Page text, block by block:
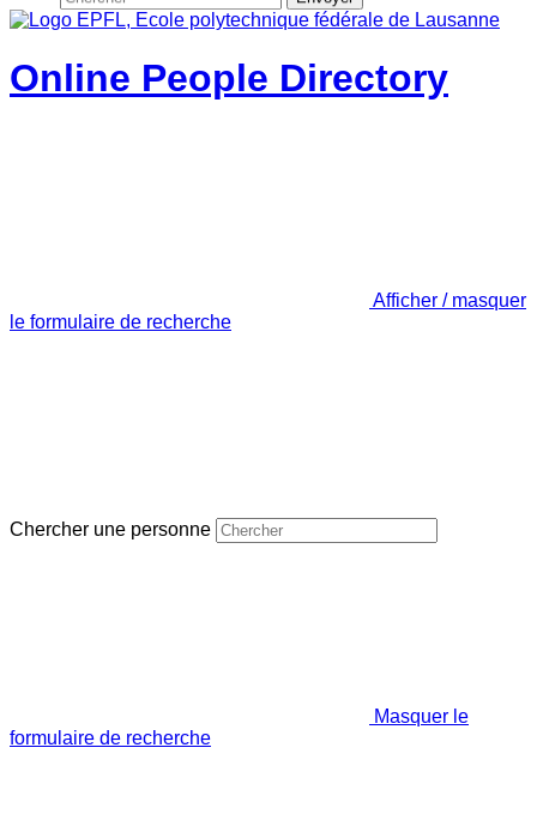
Online People Directory
Afficher / masquer
le formulaire de recherche
Chercher une personne
Masquer le
formulaire de recherche